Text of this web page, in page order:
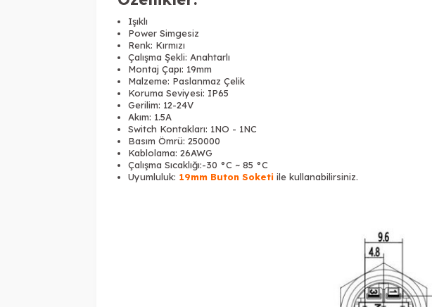
Işıklı
Power Simgesiz
Renk: Kırmızı
Çalışma Şekli: Anahtarlı
Montaj Çapı: 19mm
Malzeme: Paslanmaz Çelik
Koruma Seviyesi: IP65
Gerilim: 12-24V
Akım: 1.5A
Switch Kontakları: 1NO - 1NC
Basım Ömrü: 250000
Kablolama: 26AWG
Çalışma Sıcaklığı:-30 °C ~ 85 °C
Uyumluluk: 19mm Buton Soketi ile kullanabilirsiniz.